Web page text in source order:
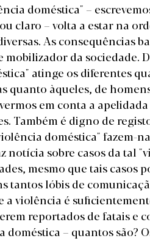
doméstica" –
claro – volta a estar na
As consequências
da sociedade.
atinge os diferentes
quanto àqueles, de
em conta a
Também é digno de
doméstica" fazem-
notícia sobre casos da tal
mesmo que tais casos
tantos lóbis de
a violência é
reportados de fatais e
doméstica – quantos são?